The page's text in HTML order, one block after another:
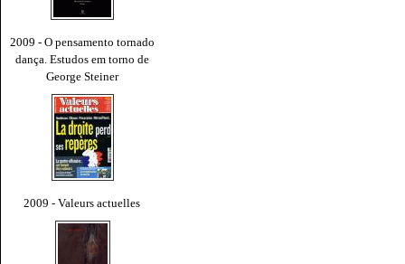
2009 - O pensamento tornado
dança. Estudos em torno de
George Steiner
2009 - Valeurs actuelles